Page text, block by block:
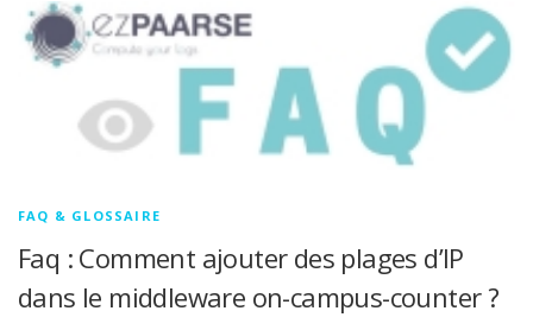
FAQ & GLOSSAIRE
Faq : Comment ajouter des plages d’IP
dans le middleware on-campus-counter ?